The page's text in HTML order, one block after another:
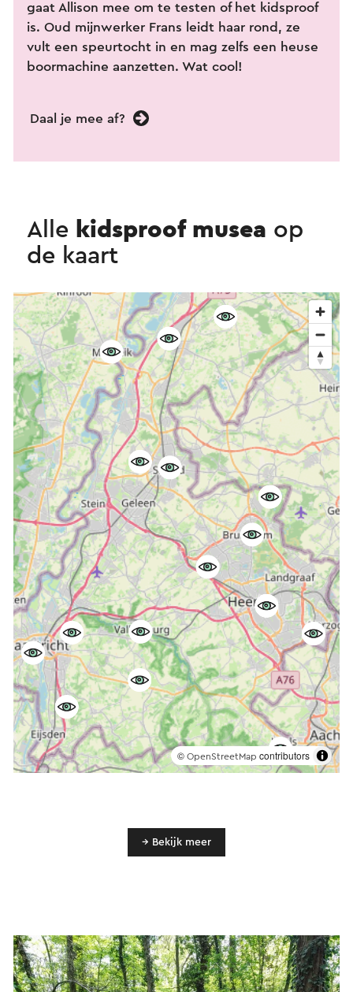
gaat Allison mee om te testen of het kidsproof
is. Oud mijnwerker Frans leidt haar rond, ze
vult een speurtocht in en mag zelfs een heuse
boormachine aanzetten. Wat cool!
Daal je mee af?
Alle kidsproof musea op
de kaart
© OpenStreetMap contributors
→ Bekijk meer